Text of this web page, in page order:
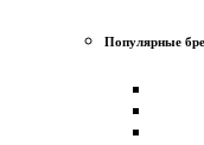
Популярные